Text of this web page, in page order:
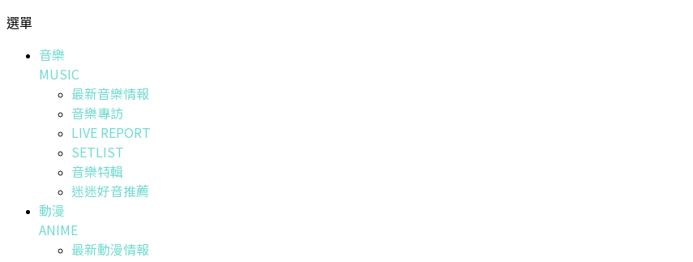
選單
音樂
MUSIC
最新音樂情報
音樂專訪
LIVE REPORT
SETLIST
音樂特輯
迷迷好音推薦
動漫
ANIME
最新動漫情報